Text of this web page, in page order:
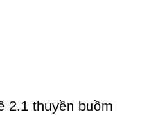
2.1 thuyền buồm